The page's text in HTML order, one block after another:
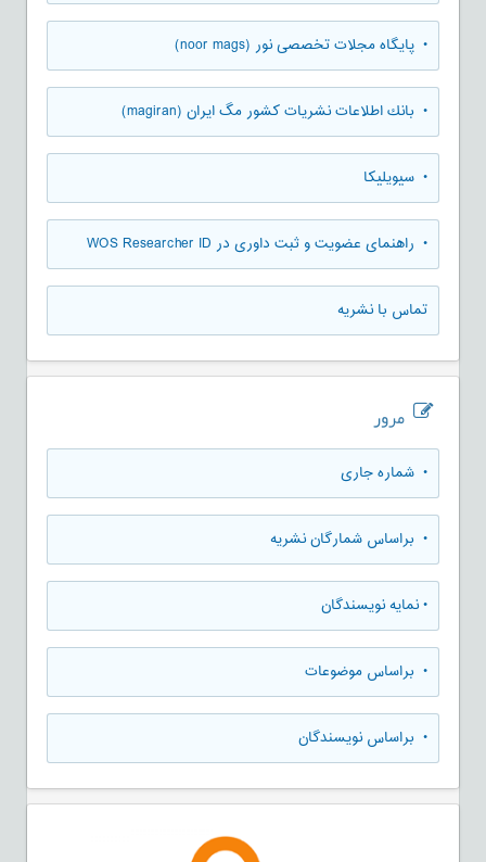
• پایگاه مجلات تخصصی نور (noor mags)
• بانك اطلاعات نشريات كشور مگ ايران (magiran)
• سیویلیکا
• راهنمای عضویت و ثبت داوری در WOS Researcher ID
تماس با نشریه
مرور
• شماره جاری
• براساس شمارگان نشریه
•نمایه نویسندگان
• براساس موضوعات
• براساس نویسندگان